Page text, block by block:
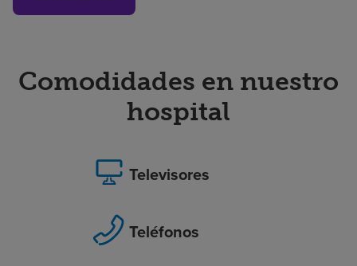
Comodidades en nuestro
hospital
Televisores
Teléfonos